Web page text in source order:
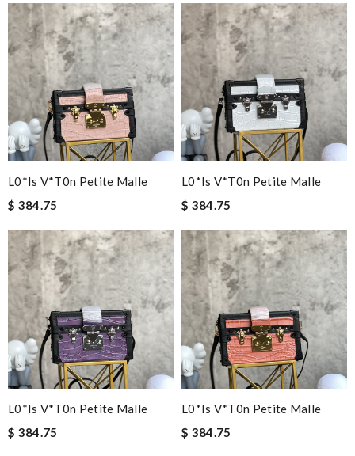
L0*is V*t0n Petite Malle
$ 384.75
L0*is V*t0n Petite Malle
$ 384.75
L0*is V*t0n Petite Malle
$ 384.75
L0*is V*t0n Petite Malle
$ 384.75